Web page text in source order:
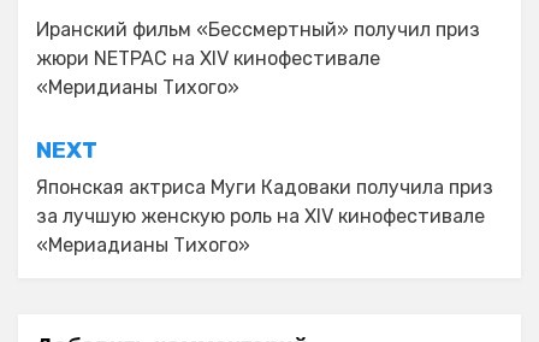
по
записям
Иранский фильм «Бессмертный» получил приз
жюри NETPAC на XIV кинофестивале
«Меридианы Тихого»
NEXT
Японская актриса Муги Кадоваки получила приз
за лучшую женскую роль на XIV кинофестивале
«Мериадианы Тихого»